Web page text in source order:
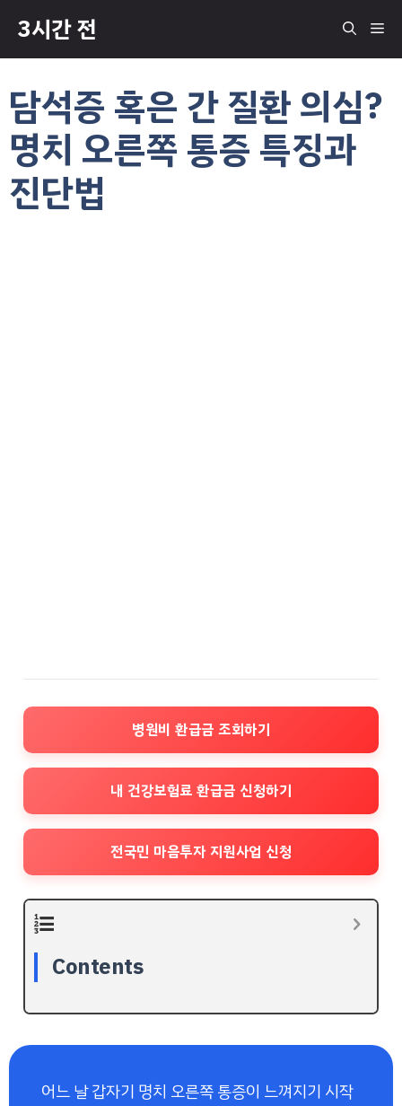
츠
건
뛰
3시간 전 메
담석증 혹은 간 질환 의심?
명치 오른쪽 통증 특징과
진단법
병원비 환급금 조회하기
내 건강보험료 환급금 신청하기
전국민 마음투자 지원사업 신청
Contents
어느 날 갑자기 명치 오른쪽 통증이 느껴지기 시작